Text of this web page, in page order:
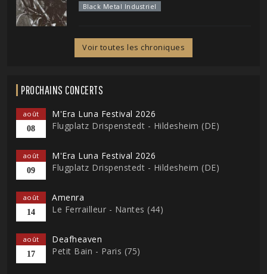
Black Metal Industriel
Voir toutes les chroniques
PROCHAINS CONCERTS
août
08
M'Era Luna Festival 2026
Flugplatz Drispenstedt - Hildesheim (DE)
août
09
M'Era Luna Festival 2026
Flugplatz Drispenstedt - Hildesheim (DE)
août
14
Amenra
Le Ferrailleur - Nantes (44)
août
17
Deafheaven
Petit Bain - Paris (75)